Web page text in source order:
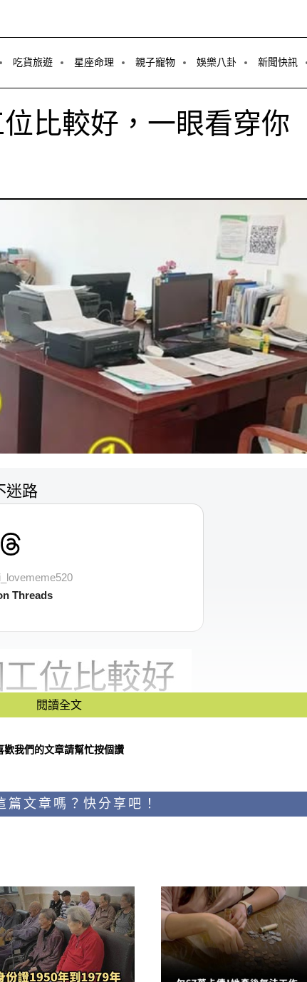
吃貨旅遊 星座命理 親子寵物 娛樂八卦 新聞快訊
位比較好，一眼看穿你
迷路
Threads
閱讀全文
歡我們的文章請幫忙按個讚
篇文章嗎？快分享吧！